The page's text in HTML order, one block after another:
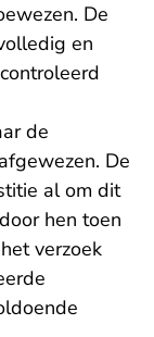
De
en
de
De
al om dit
hen toen
verzoek